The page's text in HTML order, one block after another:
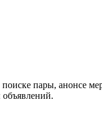
пары, анонсе
объявлений.